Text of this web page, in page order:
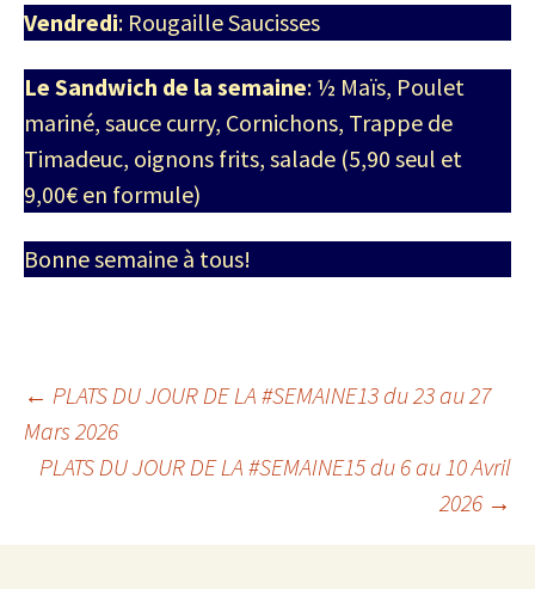
Vendredi: Rougaille Saucisses
Le Sandwich de la semaine: ½ Maïs, Poulet
mariné, sauce curry, Cornichons, Trappe de
Timadeuc, oignons frits, salade (5,90 seul et
9,00€ en formule)
Bonne semaine à tous!
Navigation
des
articles
← PLATS DU JOUR DE LA #SEMAINE13 du 23 au 27
Mars 2026
PLATS DU JOUR DE LA #SEMAINE15 du 6 au 10 Avril
2026 →